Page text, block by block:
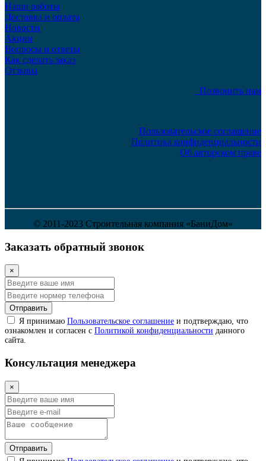
Наши работы
Доставка и оплата
Новости
Акции
Вопросы и ответы
Как сделать заказ
Отзывы
Позвонить нам
Пользовательское соглашение
Политика конфиденциальности
Об авторском праве
© 2011-2023 Строительная компания «БаниДом»
Заказать обратный звонок
×
Отправить
Я принимаю Пользовательское соглашение и подтверждаю, что
ознакомлен и согласен с Политикой конфиденциальности данного
сайта.
Консультация менеджера
×
Отправить